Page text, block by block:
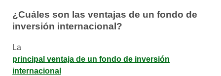
¿Cuáles son las ventajas de un fondo de
inversión internacional?
La
principal ventaja de un fondo de inversión
internacional